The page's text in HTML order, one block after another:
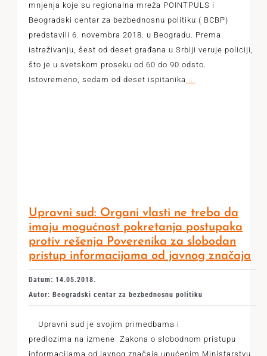
mnjenja koje su regionalna mreža POINTPULS i
Beogradski centar za bezbednosnu politiku ( BCBP)
predstavili 6. novembra 2018. u Beogradu. Prema
istraživanju, šest od deset građana u Srbiji veruje policiji,
što je u svetskom proseku od 60 do 90 odsto.
Istovremeno, sedam od deset ispitanika ...
Upravni sud: Organi vlasti ne treba da
imaju mogućnost pokretanja postupaka
protiv rešenja Poverenika za slobodan
pristup informacijama od javnog značaja
Datum: 14.05.2018.
Autor: Beogradski centar za bezbednosnu politiku
Upravni sud je svojim primedbama i
predlozima na izmene Zakona o slobodnom pristupu
informacijama od javnog značaja upućenim Ministarstvu